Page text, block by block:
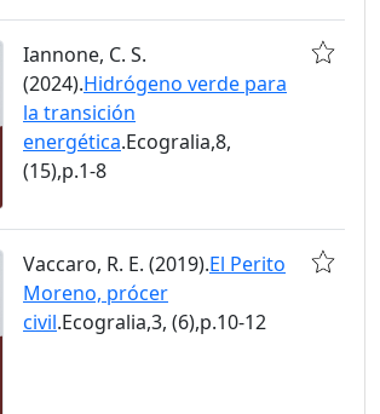
Iannone, C. S.
(2024).Hidrógeno verde para
la transición
energética.Ecogralia,8,
(15),p.1-8
Vaccaro, R. E. (2019).El Perito
Moreno, prócer
civil.Ecogralia,3, (6),p.10-12